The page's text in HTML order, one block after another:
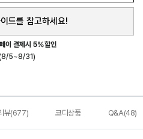
드를 참고하세요!
이 결제시 5%할인
(8/5~8/31)
뷰(677) 코디상품 Q&A(48)